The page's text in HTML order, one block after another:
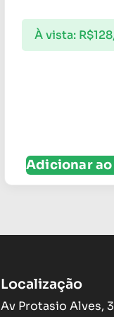
À vista: R$
Adicionar
Localização
Av Protasio Alves,